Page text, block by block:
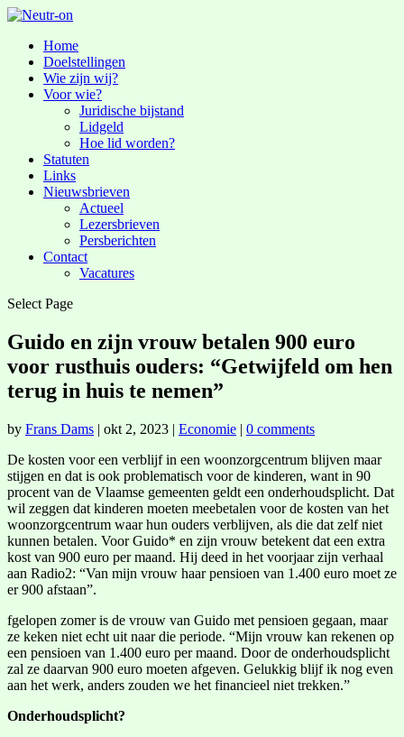
Home
Doelstellingen
Wie zijn wij?
Voor wie?
Juridische bijstand
Lidgeld
Hoe lid worden?
Statuten
Links
Nieuwsbrieven
Actueel
Lezersbrieven
Persberichten
Contact
Vacatures
Select Page
Guido en zijn vrouw betalen 900 euro
voor rusthuis ouders: “Getwijfeld om hen
terug in huis te nemen”
by Frans Dams | okt 2, 2023 | Economie | 0 comments
De kosten voor een verblijf in een woonzorgcentrum blijven maar
stijgen en dat is ook problematisch voor de kinderen, want in 90
procent van de Vlaamse gemeenten geldt een onderhoudsplicht. Dat
wil zeggen dat kinderen moeten meebetalen voor de kosten van het
woonzorgcentrum waar hun ouders verblijven, als die dat zelf niet
kunnen betalen. Voor Guido* en zijn vrouw betekent dat een extra
kost van 900 euro per maand. Hij deed in het voorjaar zijn verhaal
aan Radio2: “Van mijn vrouw haar pensioen van 1.400 euro moet ze
er 900 afstaan”.
fgelopen zomer is de vrouw van Guido met pensioen gegaan, maar
ze keken niet echt uit naar die periode. “Mijn vrouw kan rekenen op
een pensioen van 1.400 euro per maand. Door de onderhoudsplicht
zal ze daarvan 900 euro moeten afgeven. Gelukkig blijf ik nog even
aan het werk, anders zouden we het financieel niet trekken.”
Onderhoudsplicht?